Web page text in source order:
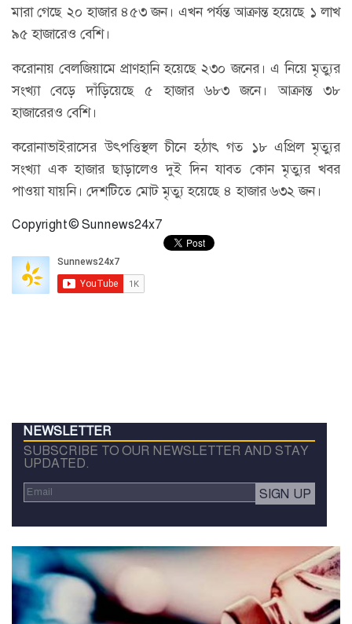
মারা গেছে ২০ হাজার ৪৫৩ জন। এখন পর্যন্ত আক্রান্ত হয়েছে ১ লাখ
৯৫ হাজারেও বেশি।
করোনায় বেলজিয়ামে প্রাণহানি হয়েছে ২৩০ জনের। এ নিয়ে মৃত্যুর
সংখ্যা বেড়ে দাঁড়িয়েছে ৫ হাজার ৬৮৩ জনে। আক্রান্ত ৩৮
হাজারেরও বেশি।
করোনাভাইরাসের উৎপত্তিস্থল চীনে হঠাৎ গত ১৮ এপ্রিল মৃত্যুর
সংখ্যা এক হাজার ছাড়ালেও দুই দিন যাবত কোন মৃত্যুর খবর
পাওয়া যায়নি। দেশটিতে মোট মৃত্যু হয়েছে ৪ হাজার ৬৩২ জন।
Copyright © Sunnews24x7
NEWSLETTER
SUBSCRIBE TO OUR NEWSLETTER AND STAY
UPDATED.